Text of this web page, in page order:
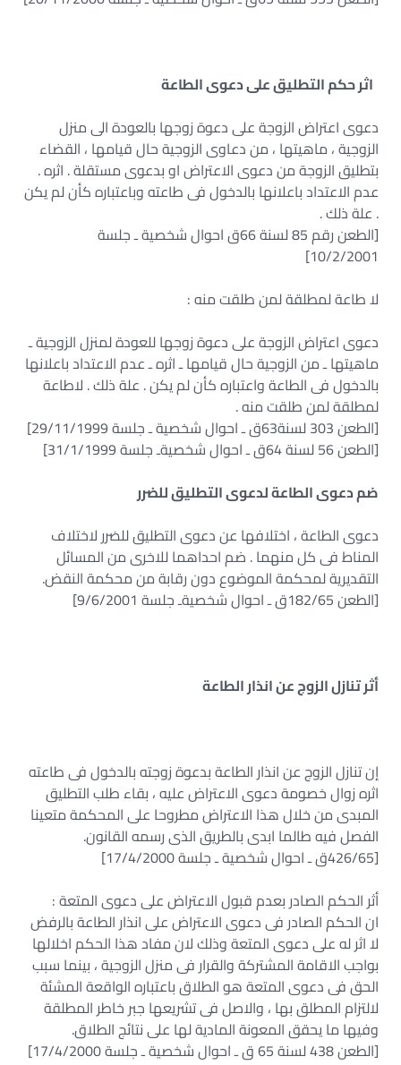
اثر حكم التطليق على دعوى الطاعة
دعوى اعتراض الزوجة على دعوة زوجها بالعودة الى منزل
الزوجية ، ماهيتها ، من دعاوى الزوجية حال قيامها ، القضاء
بتطليق الزوجة من دعوى الاعتراض او بدعوى مستقلة . اثره .
عدم الاعتداد باعلانها بالدخول فى طاعته وباعتباره كأن لم يكن
. علة ذلك .
[الطعن رقم 85 لسنة 66ق احوال شخصية ـ جلسة
10/2/2001]
لا طاعة لمطلقة لمن طلقت منه :
دعوى اعتراض الزوجة على دعوة زوجها للعودة لمنزل الزوجية ـ
ماهيتها ـ من الزوجية حال قيامها ـ اثره ـ عدم الاعتداد باعلانها
بالدخول فى الطاعة واعتباره كأن لم يكن . علة ذلك . لاطاعة
لمطلقة لمن طلقت منه .
[الطعن 303 لسنة63ق ـ احوال شخصية ـ جلسة 29/11/1999]
[الطعن 56 لسنة 64ق ـ احوال شخصيةـ جلسة 31/1/1999]
ضم دعوى الطاعة لدعوى التطليق للضرر
دعوى الطاعة ، اختلافها عن دعوى التطليق للضرر لاختلاف
المناط فى كل منهما . ضم احداهما للاخرى من المسائل
التقديرية لمحكمة الموضوع دون رقابة من محكمة النقض.
[الطعن 182/65ق ـ احوال شخصيةـ جلسة 9/6/2001]
أثر تنازل الزوج عن انذار الطاعة
إن تنازل الزوج عن انذار الطاعة بدعوة زوجته بالدخول فى طاعته
اثره زوال خصومة دعوى الاعتراض عليه ، بقاء طلب التطليق
المبدى من خلال هذا الاعتراض مطروحا على المحكمة متعينا
الفصل فيه طالما ابدى بالطريق الذى رسمه القانون.
[426/65ق ـ احوال شخصية ـ جلسة 17/4/2000]
أثر الحكم الصادر بعدم قبول الاعتراض على دعوى المتعة :
ان الحكم الصادر فى دعوى الاعتراض على انذار الطاعة بالرفض
لا اثر له على دعوى المتعة وذلك لان مفاد هذا الحكم اخلالها
بواجب الاقامة المشتركة والقرار فى منزل الزوجية ، بينما سبب
الحق فى دعوى المتعة هو الطلاق باعتباره الواقعة المشئة
لالتزام المطلق بها ، والاصل فى تشريعها جبر خاطر المطلقة
وفيها ما يحقق المعونة المادية لها على نتائج الطلاق.
[الطعن 438 لسنة 65 ق ـ احوال شخصية ـ جلسة 17/4/2000]